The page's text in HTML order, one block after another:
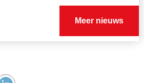
Meer nieuws